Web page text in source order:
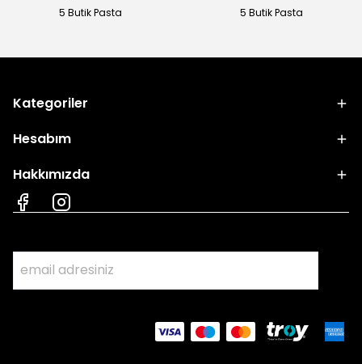
5 Butik Pasta 5 Butik Pasta
Kategoriler
Hesabım
Hakkımızda